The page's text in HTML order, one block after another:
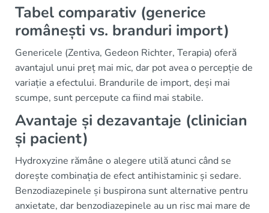
Tabel comparativ (generice
românești vs. branduri import)
Genericele (Zentiva, Gedeon Richter, Terapia) oferă
avantajul unui preț mai mic, dar pot avea o percepție de
variație a efectului. Brandurile de import, deși mai
scumpe, sunt percepute ca fiind mai stabile.
Avantaje și dezavantaje (clinician
și pacient)
Hydroxyzine rămâne o alegere utilă atunci când se
dorește combinația de efect antihistaminic și sedare.
Benzodiazepinele și buspirona sunt alternative pentru
anxietate, dar benzodiazepinele au un risc mai mare de